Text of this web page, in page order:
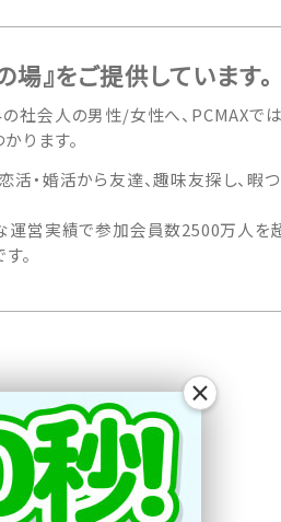
』をご提供しています。
社会人の男性/女性へ、PCMAXで
ります。
活・婚活から友達、趣味友探し、暇
運営実績で参加会員数2500万人を
。
×